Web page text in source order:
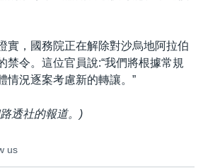
實，國務院正在解除對沙烏地阿拉伯
禁令。這位官員說:“我們將根據常規
情況逐案考慮新的轉讓。”
透社的報道。)
us